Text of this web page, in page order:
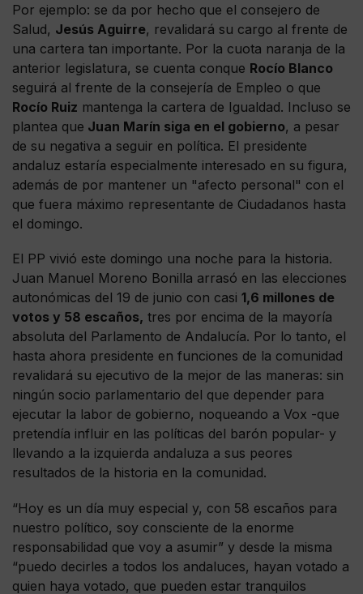
Por ejemplo: se da por hecho que el consejero de
Salud, Jesús Aguirre, revalidará su cargo al frente de
una cartera tan importante. Por la cuota naranja de la
anterior legislatura, se cuenta conque Rocío Blanco
seguirá al frente de la consejería de Empleo o que
Rocío Ruiz mantenga la cartera de Igualdad. Incluso se
plantea que Juan Marín siga en el gobierno, a pesar
de su negativa a seguir en política. El presidente
andaluz estaría especialmente interesado en su figura,
además de por mantener un "afecto personal" con el
que fuera máximo representante de Ciudadanos hasta
el domingo.
El PP vivió este domingo una noche para la historia.
Juan Manuel Moreno Bonilla arrasó en las elecciones
autonómicas del 19 de junio con casi 1,6 millones de
votos y 58 escaños, tres por encima de la mayoría
absoluta del Parlamento de Andalucía. Por lo tanto, el
hasta ahora presidente en funciones de la comunidad
revalidará su ejecutivo de la mejor de las maneras: sin
ningún socio parlamentario del que depender para
ejecutar la labor de gobierno, noqueando a Vox -que
pretendía influir en las políticas del barón popular- y
llevando a la izquierda andaluza a sus peores
resultados de la historia en la comunidad.
“Hoy es un día muy especial y, con 58 escaños para
nuestro político, soy consciente de la enorme
responsabilidad que voy a asumir” y desde la misma
“puedo decirles a todos los andaluces, hayan votado a
quien haya votado, que pueden estar tranquilos